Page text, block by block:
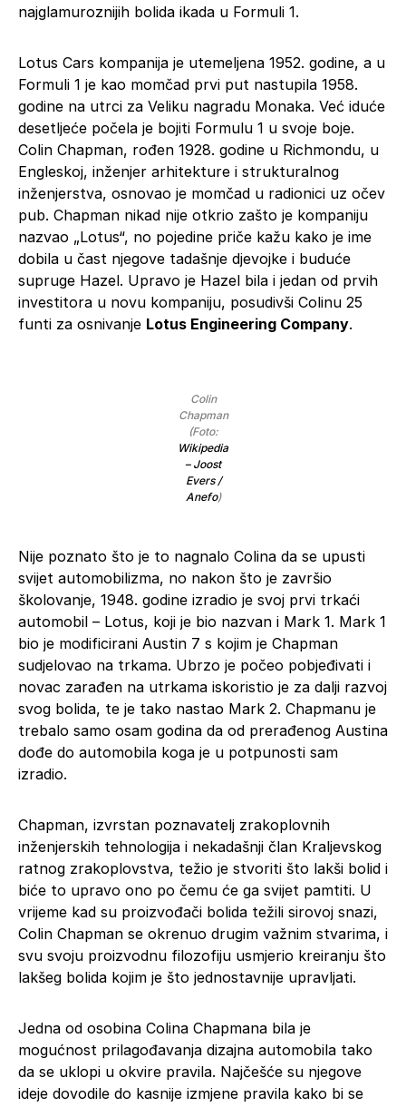
najglamuroznijih bolida ikada u Formuli 1.
Lotus Cars kompanija je utemeljena 1952. godine, a u
Formuli 1 je kao momčad prvi put nastupila 1958.
godine na utrci za Veliku nagradu Monaka. Već iduće
desetljeće počela je bojiti Formulu 1 u svoje boje.
Colin Chapman, rođen 1928. godine u Richmondu, u
Engleskoj, inženjer arhitekture i strukturalnog
inženjerstva, osnovao je momčad u radionici uz očev
pub. Chapman nikad nije otkrio zašto je kompaniju
nazvao „Lotus“, no pojedine priče kažu kako je ime
dobila u čast njegove tadašnje djevojke i buduće
supruge Hazel. Upravo je Hazel bila i jedan od prvih
investitora u novu kompaniju, posudivši Colinu 25
funti za osnivanje Lotus Engineering Company.
Colin
Chapman
(Foto:
Wikipedia
– Joost
Evers /
Anefo)
Nije poznato što je to nagnalo Colina da se upusti
svijet automobilizma, no nakon što je završio
školovanje, 1948. godine izradio je svoj prvi trkaći
automobil – Lotus, koji je bio nazvan i Mark 1. Mark 1
bio je modificirani Austin 7 s kojim je Chapman
sudjelovao na trkama. Ubrzo je počeo pobjeđivati i
novac zarađen na utrkama iskoristio je za dalji razvoj
svog bolida, te je tako nastao Mark 2. Chapmanu je
trebalo samo osam godina da od prerađenog Austina
dođe do automobila koga je u potpunosti sam
izradio.
Chapman, izvrstan poznavatelj zrakoplovnih
inženjerskih tehnologija i nekadašnji član Kraljevskog
ratnog zrakoplovstva, težio je stvoriti što lakši bolid i
biće to upravo ono po čemu će ga svijet pamtiti. U
vrijeme kad su proizvođači bolida težili sirovoj snazi,
Colin Chapman se okrenuo drugim važnim stvarima, i
svu svoju proizvodnu filozofiju usmjerio kreiranju što
lakšeg bolida kojim je što jednostavnije upravljati.
Jedna od osobina Colina Chapmana bila je
mogućnost prilagođavanja dizajna automobila tako
da se uklopi u okvire pravila. Najčešće su njegove
ideje dovodile do kasnije izmjene pravila kako bi se